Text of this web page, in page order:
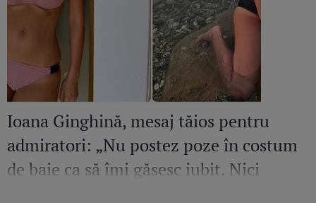
Ioana Ginghină, mesaj tăios pentru
admiratori: „Nu postez poze în costum
de baie ca să îmi găsesc iubit. Nici